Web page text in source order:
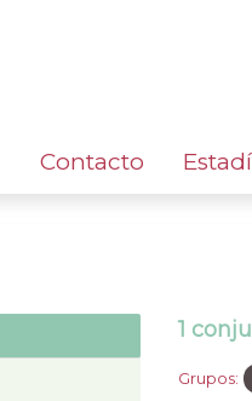
Contacto
1
Grupos: